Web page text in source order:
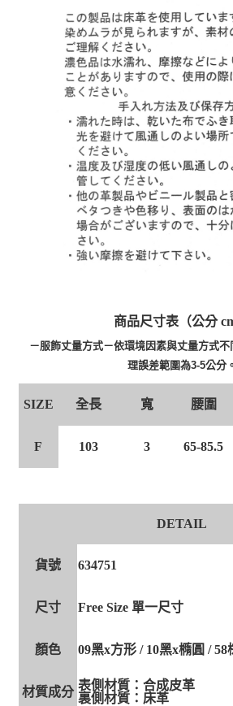
商品尺寸表（公分
－服飾丈量方式－依環境因素與丈量方式
理誤差範圍為3-5公分。
SIZE 全長 寬 腰圍
F 103 3 65-85.5
DETAIL
貨號 634751
尺寸 Free Size 單一尺寸
顏色 09黑x方形 / 10黑x橢圓 / 58
材質成分 表側材質：合成皮革
裏側材質：床革